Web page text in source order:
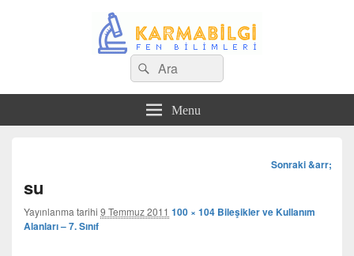
Search
for:
Ara
Menu
Görsel
Sonraki &arr;
su
Yayınlanma tarihi 9 Temmuz 2011 100 × 104 Bileşikler ve Kullanım
Alanları – 7. Sınıf